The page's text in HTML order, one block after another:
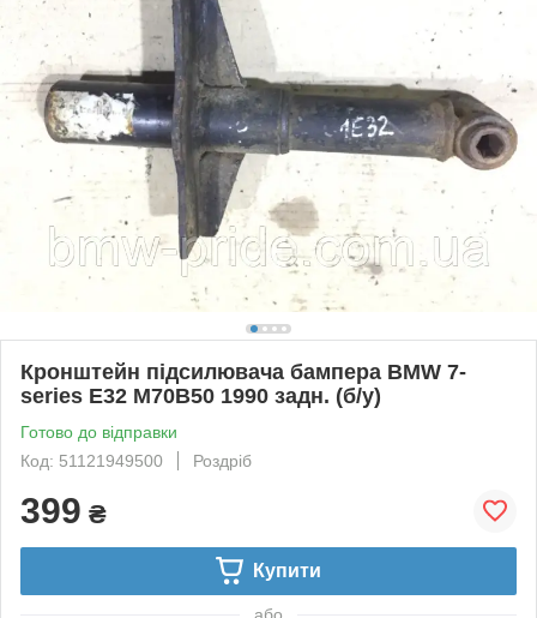
Кронштейн підсилювача бампера BMW 7-
series E32 M70B50 1990 задн. (б/у)
Готово до відправки
Код: 51121949500
Роздріб
399 ₴
Купити
або